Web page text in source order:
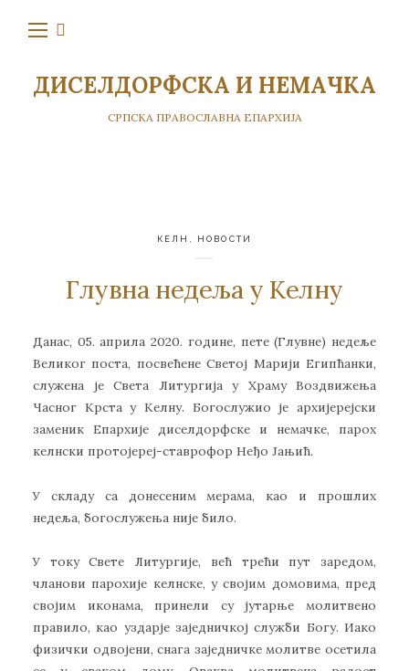
ДИСЕЛДОРФСКА И НЕМАЧКА
СРПСКА ПРАВОСЛАВНА ЕПАРХИЈА
КЕЛН НОВОСТИ
Глувна недеља у Келну
Данас, 05. априла 2020. године, пете (Глувне) недеље
Великог поста, посвећене Светој Марији Египћанки,
служена је Света Литургија у Храму Воздвижења
Часног Крста у Келну. Богослужио је архијерејски
заменик Епархије диселдорфске и немачке, парох
келнски протојереј-ставрофор Неђо Јањић.
У складу са донесеним мерама, као и прошлих
недеља, богослужења није било.
У току Свете Литургије, већ трећи пут заредом,
чланови парохије келнске, у својим домовима, пред
својим иконама, принели су јутарње молитвено
правило, као уздарје заједничкој служби Богу. Иако
физички одвојени, снага заједничке молитве осетила